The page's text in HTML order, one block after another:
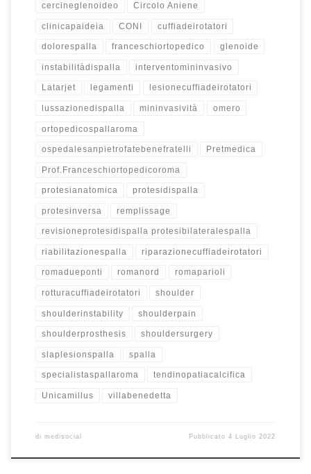
cercineglenoideo Circolo Aniene
clinicapaideia CONI cuffiadeirotatori
dolorespalla franceschiortopedico glenoide
instabilitàdispalla interventomininvasivo
Latarjet legamenti lesionecuffiadeirotatori
lussazionedispalla mininvasività omero
ortopedicospallaroma
ospedalesanpietrofatebenefratelli Pretmedica
Prof.Franceschiortopedicoroma
protesianatomica protesidispalla
protesinversa remplissage
revisioneprotesidispalla protesibilateralespalla
riabilitazionespalla riparazionecuffiadeirotatori
romadueponti romanord romaparioli
rotturacuffiadeirotatori shoulder
shoulderinstability shoulderpain
shoulderprosthesis shouldersurgery
slaplesionspalla spalla
specialistaspallaroma tendinopatiacalcifica
Unicamillus villabenedetta
di medisocial Pubblicato4 Luglio 2022